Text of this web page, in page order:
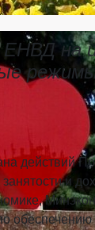
на
действий
и
обеспечению